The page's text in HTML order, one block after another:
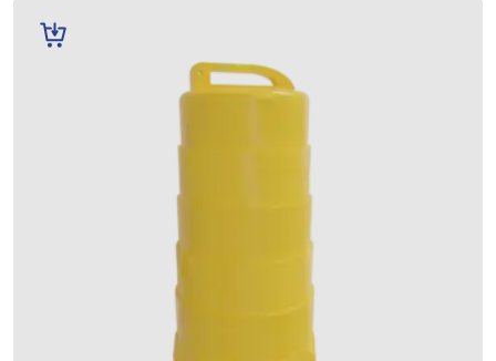
AÑADIR
AL
CARRITO